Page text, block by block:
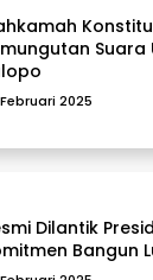
Suara
2025
Dilantik
Bangun